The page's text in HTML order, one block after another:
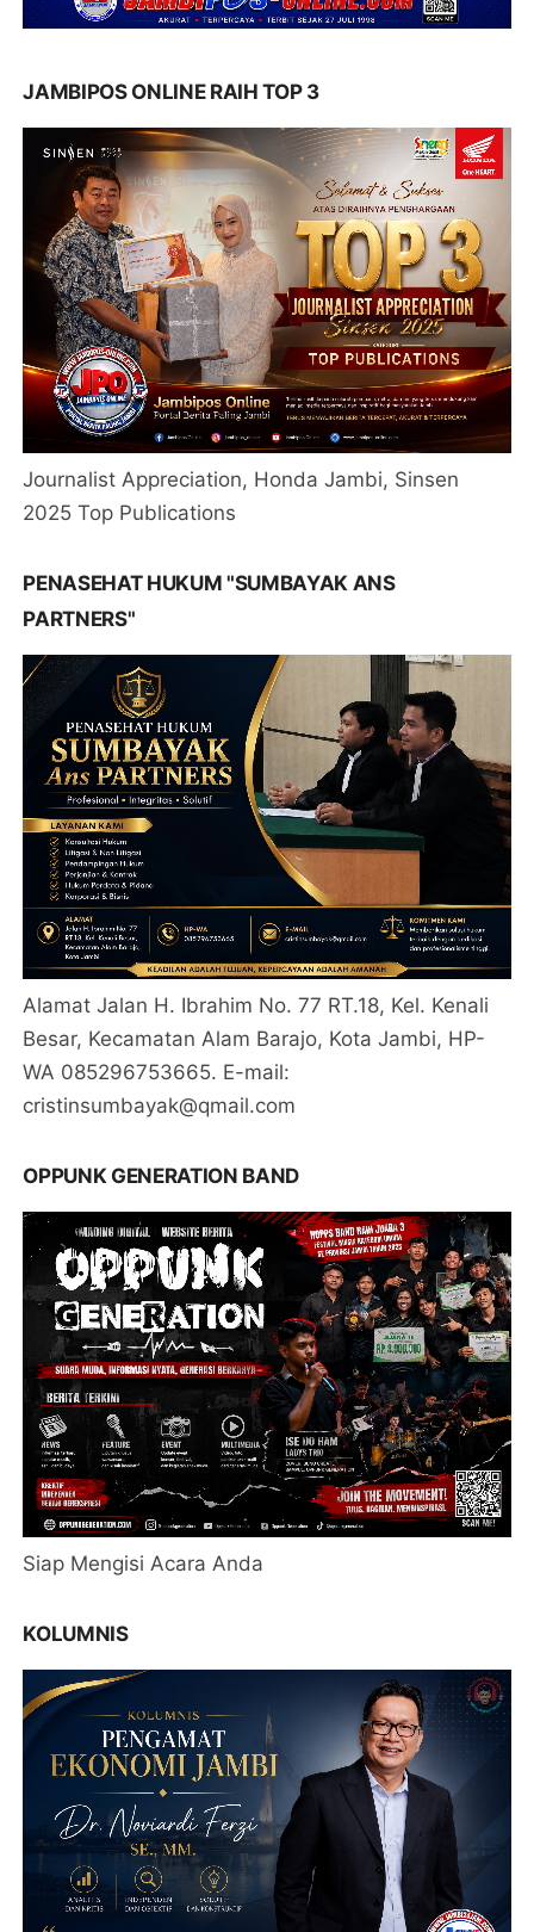
JAMBIPOS ONLINE RAIH TOP 3
Journalist Appreciation, Honda Jambi, Sinsen
2025 Top Publications
PENASEHAT HUKUM "SUMBAYAK ANS
PARTNERS"
Alamat Jalan H. Ibrahim No. 77 RT.18, Kel. Kenali
Besar, Kecamatan Alam Barajo, Kota Jambi, HP-
WA 085296753665. E-mail:
cristinsumbayak@qmail.com
OPPUNK GENERATION BAND
Siap Mengisi Acara Anda
KOLUMNIS